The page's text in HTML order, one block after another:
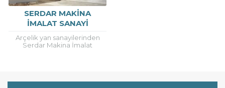
SERDAR MAKINA
İMALAT SANAYI
FABRIKA 1
Arçelik yan sanayilerinden
Serdar Makina İmalat
Firması...